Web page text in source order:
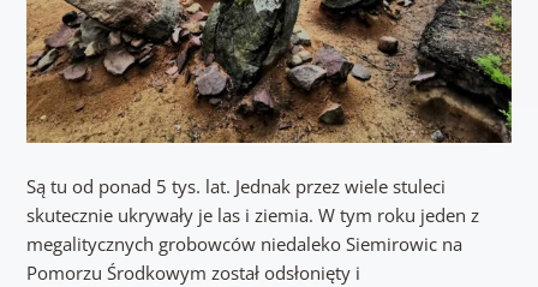
Są tu od ponad 5 tys. lat. Jednak przez wiele stuleci
skutecznie ukrywały je las i ziemia. W tym roku jeden z
megalitycznych grobowców niedaleko Siemirowic na
Pomorzu Środkowym został odsłonięty i